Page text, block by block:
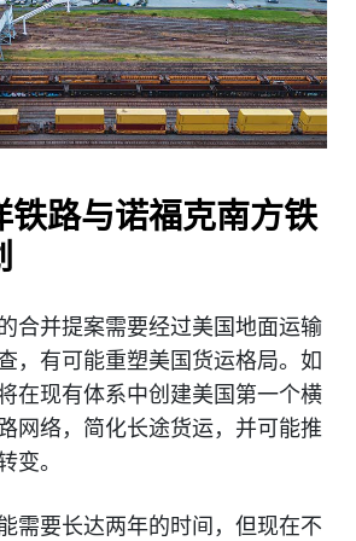
铁路与诺福克南方铁
合并提案需要经过美国地面运输
，有可能重塑美国货运格局。如
在现有体系中创建美国第一个横
网络，简化长途货运，并可能推
变。
需要长达两年的时间，但现在不